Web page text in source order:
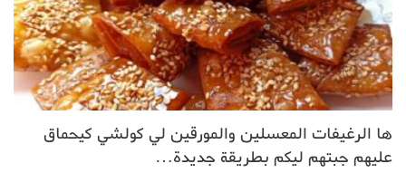
ها الرغيفات المعسلين والمورقين لي كولشي كيحماق
عليهم جبتهم ليكم بطريقة جديدة…